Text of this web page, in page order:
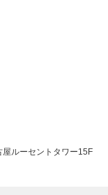
ルーセントタワー15F